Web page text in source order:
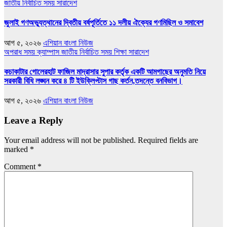
জাতীয় নির্বাচিত সময় সারাদেশ
জুলাই গণঅভ্যুত্থানের দ্বিতীয় বর্ষপূর্তিতে ১১ দলীয় ঐক্যের গণমিছিল ও সমাবেশ
আগ ৫, ২০২৬ এশিয়ান বাংলা নিউজ
অপরাধ সময়ক্যাম্পাসজাতীয় নির্বাচিত সময় শিক্ষা সারাদেশ
কচাকাটার গোলেরহাট ফাজিল মাদ্রাসার সুপার কর্তৃক একটি আমগাছের অনুমতি নিয়ে
সরকারী বিধি লঙ্ঘন করে ৪ টি ইউক্লিপ্টাস গাছ কর্তন,তদন্তে বনবিভাগ।
আগ ৫, ২০২৬ এশিয়ান বাংলা নিউজ
Leave a Reply
Your email address will not be published. Required fields are
marked *
Comment *